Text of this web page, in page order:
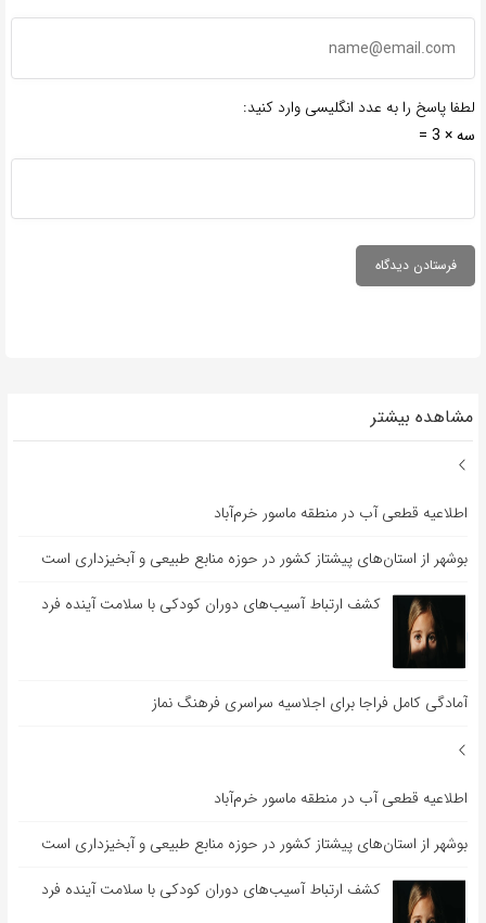
لطفا پاسخ را به عدد انگلیسی وارد کنید:
سه × 3 =
مشاهده بیشتر
اطلاعیه قطعی آب در منطقه ماسور خرم‌آباد
بوشهر از استان‌های پیشتاز کشور در حوزه منابع طبیعی و آبخیزداری است
کشف ارتباط آسیب‌های دوران کودکی با سلامت آینده فرد
آمادگی کامل فراجا برای اجلاسیه سراسری فرهنگ نماز
اطلاعیه قطعی آب در منطقه ماسور خرم‌آباد
بوشهر از استان‌های پیشتاز کشور در حوزه منابع طبیعی و آبخیزداری است
کشف ارتباط آسیب‌های دوران کودکی با سلامت آینده فرد